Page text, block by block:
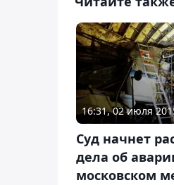
16:31, 02 июля
Суд начнет
дела об
московском